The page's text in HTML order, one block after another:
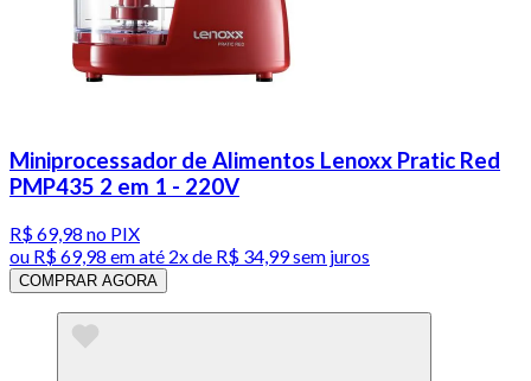
Miniprocessador de Alimentos Lenoxx Pratic Red
PMP435 2 em 1 - 220V
R$ 69,98 no PIX
ou R$ 69,98 em até 2x de R$ 34,99 sem juros
COMPRAR AGORA